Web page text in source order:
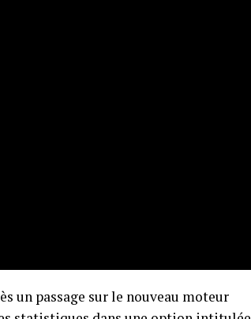
un passage sur le nouveau moteur